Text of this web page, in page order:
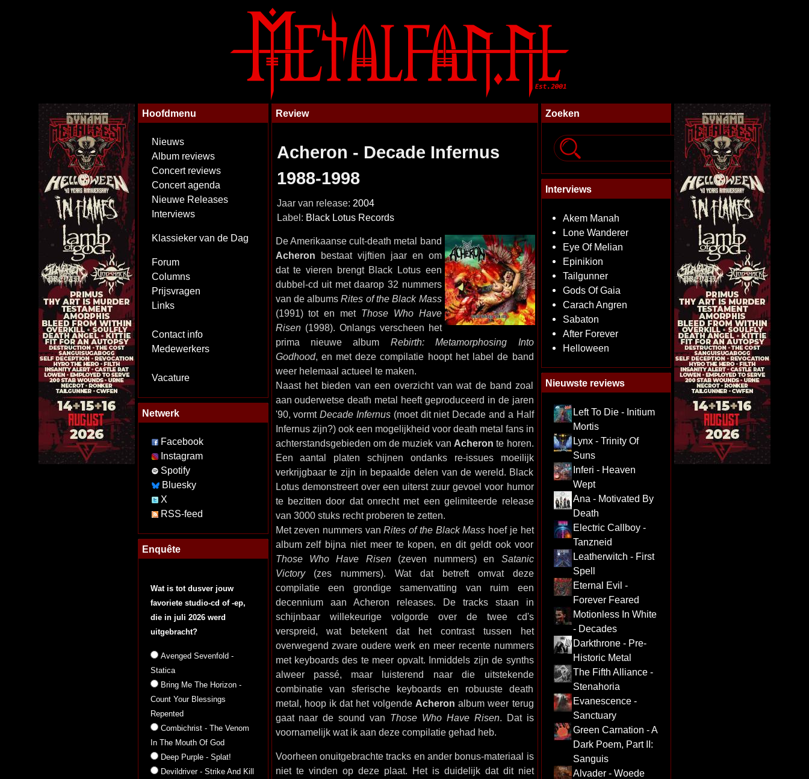
Hoofdmenu
Nieuws
Album reviews
Concert reviews
Concert agenda
Nieuwe Releases
Interviews
Klassieker van de Dag
Forum
Columns
Prijsvragen
Links
Contact info
Medewerkers
Vacature
Netwerk
Facebook
Instagram
Spotify
Bluesky
X
RSS-feed
Enquête
Wat is tot dusver jouw
favoriete studio-cd of -ep,
die in juli 2026 werd
uitgebracht?
Avenged Sevenfold -
Statica
Bring Me The Horizon -
Count Your Blessings
Repented
Combichrist - The Venom
In The Mouth Of God
Deep Purple - Splat!
Devildriver - Strike And Kill
Review
Acheron - Decade Infernus
1988-1998
Jaar van release: 2004
Label: Black Lotus Records
De Amerikaanse cult-death metal band
Acheron bestaat vijftien jaar en om
dat te vieren brengt Black Lotus een
dubbel-cd uit met daarop 32 nummers
van de albumsRites of the Black Mass
(1991) tot en met Those Who Have
Risen(1998). Onlangs verscheen het
prima nieuwe album Rebirth: Metamorphosing Into
Godhood, en met deze compilatie hoopt het label de band
weer helemaal actueel te maken.
Naast het bieden van een overzicht van wat de band zoal
aan ouderwetse death metal heeft geproduceerd in de jaren
'90, vormtDecade Infernus(moet dit niet Decade and a Half
Infernus zijn?) ook een mogelijkheid voor death metal fans in
achterstandsgebieden om de muziek van Acheron te horen.
Een aantal platen schijnen ondanks re-issues moeilijk
verkrijgbaar te zijn in bepaalde delen van de wereld. Black
Lotus demonstreert over een uiterst zuur gevoel voor humor
te bezitten door dat onrecht met een gelimiteerde release
van 3000 stuks recht proberen te zetten.
Met zeven nummers vanRites of the Black Mass hoef je het
album zelf bijna niet meer te kopen, en dit geldt ook voor
Those Who Have Risen(zeven nummers) en Satanic
Victory(zes nummers). Wat dat betreft omvat deze
compilatie een grondige samenvatting van ruim een
decennium aan Acheron releases. De tracks staan in
schijnbaar willekeurige volgorde over de twee cd's
verspreid, wat betekent dat het contrast tussen het
overwegend zware oudere werk en meer recente nummers
met keyboards des te meer opvalt. Inmiddels zijn de synths
alweer passé, maar luisterend naar die uitstekende
combinatie van sferische keyboards en robuuste death
metal, hoop ik dat het volgende Acheron album weer terug
gaat naar de sound van Those Who Have Risen. Dat is
voornamelijk wat ik aan deze compilatie gehad heb.
Voorheen onuitgebrachte tracks en ander bonus-materiaal is
niet te vinden op deze plaat. Het is duidelijk dat dit niet
Zoeken
Interviews
Akem Manah
Lone Wanderer
Eye Of Melian
Epinikion
Tailgunner
Gods Of Gaia
Carach Angren
Sabaton
After Forever
Helloween
Nieuwste reviews
Left To Die - Initium
Mortis
Lynx - Trinity Of
Suns
Inferi - Heaven
Wept
Ana - Motivated By
Death
Electric Callboy -
Tanzneid
Leatherwitch - First
Spell
Eternal Evil -
Forever Feared
Motionless In White
- Decades
Darkthrone - Pre-
Historic Metal
The Fifth Alliance -
Stenahoria
Evanescence -
Sanctuary
Green Carnation - A
Dark Poem, Part II:
Sanguis
Alvader - Woede